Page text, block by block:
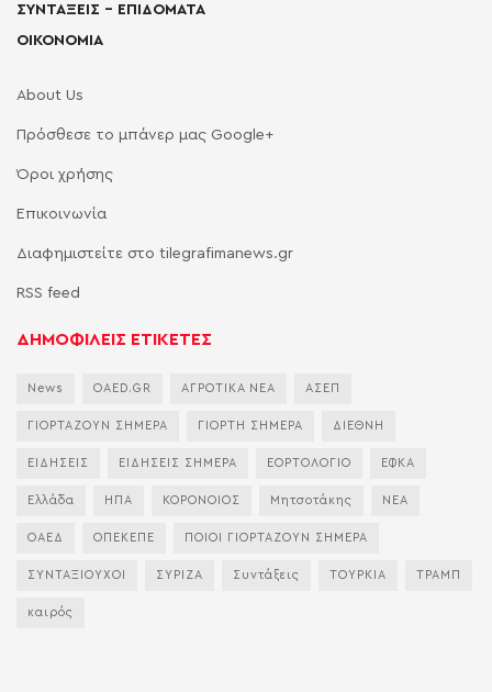
ΣΥΝΤΑΞΕΙΣ – ΕΠΙΔΟΜΑΤΑ
ΟΙΚΟΝΟΜΙΑ
About Us
Πρόσθεσε το μπάνερ μας Google+
Όροι χρήσης
Επικοινωνία
Διαφημιστείτε στο tilegrafimanews.gr
RSS feed
ΔΗΜΟΦΙΛΕΙΣ ΕΤΙΚΕΤΕΣ
News OAED.GR ΑΓΡΟΤΙΚΑ ΝΕΑ ΑΣΕΠ
ΓΙΟΡΤΑΖΟΥΝ ΣΗΜΕΡΑ ΓΙΟΡΤΗ ΣΗΜΕΡΑ ΔΙΕΘΝΗ
ΕΙΔΗΣΕΙΣ ΕΙΔΗΣΕΙΣ ΣΗΜΕΡΑ ΕΟΡΤΟΛΟΓΙΟ ΕΦΚΑ
Ελλάδα ΗΠΑ ΚΟΡΟΝΟΙΟΣ Μητσοτάκης ΝΕΑ
ΟΑΕΔ ΟΠΕΚΕΠΕ ΠΟΙΟΙ ΓΙΟΡΤΑΖΟΥΝ ΣΗΜΕΡΑ
ΣΥΝΤΑΞΙΟΥΧΟΙ ΣΥΡΙΖΑ Συντάξεις ΤΟΥΡΚΙΑ ΤΡΑΜΠ
καιρός